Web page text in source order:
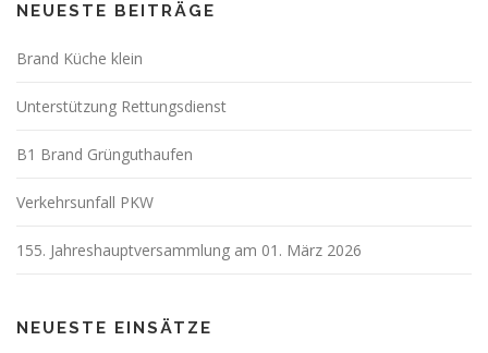
NEUESTE BEITRÄGE
Brand Küche klein
Unterstützung Rettungsdienst
B1 Brand Grünguthaufen
Verkehrsunfall PKW
155. Jahreshauptversammlung am 01. März 2026
NEUESTE EINSÄTZE